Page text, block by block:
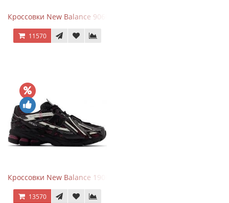
Кроссовки New Balance 9060 Quartz Grey
11570
Кроссовки New Balance 1906A Dragon Berry
13570